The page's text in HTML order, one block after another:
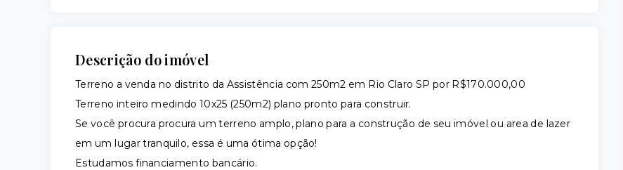
Descrição do imóvel
Terreno a venda no distrito da Assistência com 250m2 em Rio Claro SP por R$170.000,00
Terreno inteiro medindo 10x25 (250m2) plano pronto para construir.
Se você procura procura um terreno amplo, plano para a construção de seu imóvel ou area de lazer
em um lugar tranquilo, essa é uma ótima opção!
Estudamos financiamento bancário.